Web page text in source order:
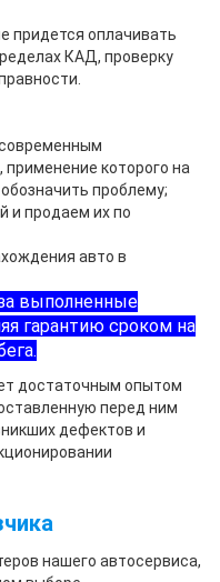
придется оплачивать
КАД, проверку
которого на
проблему;
и продаем их по
авто в
выполненные
гарантию сроком на
достаточным опытом
перед ним
дефектов и
нашего автосервиса,